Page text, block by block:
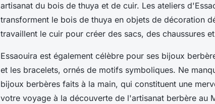
artisanat du bois de thuya et de cuir. Les ateliers
transforment le bois de thuya en objets de décoration
travaillent le cuir pour créer des sacs, des chaussures
Essaouira est également célèbre pour ses bijoux
et les bracelets, ornés de motifs symboliques. Ne
bijoux berbères faits à la main, qui constituent une
votre voyage à la découverte de l'artisanat berbère au